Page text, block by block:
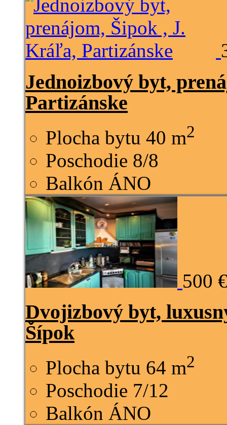
Jednoizbový byt,
Partizánske
Plocha bytu 40 m2
Poschodie 8/8
Balkón ÁNO
500
Dvojizbový byt,
Šípok
Plocha bytu 64 m2
Poschodie 7/12
Balkón ÁNO